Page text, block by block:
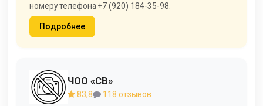
номеру телефона +7 (920) 184-35-98.
Подробнее
ЧОО «СВ»
83,8
118 отзывов